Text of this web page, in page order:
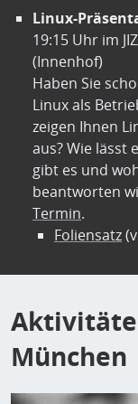
Linux-
19:15 Uhr im
(Innenhof)
Haben Sie
Linux als
zeigen Ihnen
aus? Wie lässt
gibt es und
beantworten
Termin.
Foliensatz
München
Bild